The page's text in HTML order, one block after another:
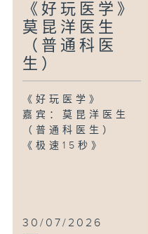
《好玩医学》
莫昆洋医生
（普通科医
生）
《好玩医学》
嘉宾：莫昆洋医生
（普通科医生）
《极速15秒》
30/07/2026